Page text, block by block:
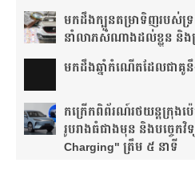
មកដឹងក្បួនតម្រាទិញរបស់ទ្រ
នាំលាភសំណាងដល់ខ្លួន និង
មក​ដឹងឆ្នាំ​កំណើត​ដែល​ជា​គូ​នឹ
កក្រើកពិព័រណ៍រថយន្តក្រុងប៉
រូបរាងធំជាងមុន និងបច្ចេក
Charging" ត្រឹម ៥ នាទី